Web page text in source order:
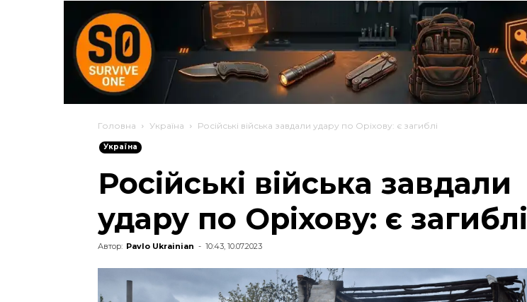
Рівне
Головна Україна Російські війська завдали удару по Оріхову: є загиблі
Україна
Російські війська завдали
удару по Оріхову: є загиблі
Автор: Pavlo Ukrainian - 10:43, 10.07.2023